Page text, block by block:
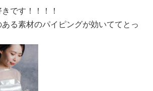
です！！！！
ある素材のパイピングが効いててとっ